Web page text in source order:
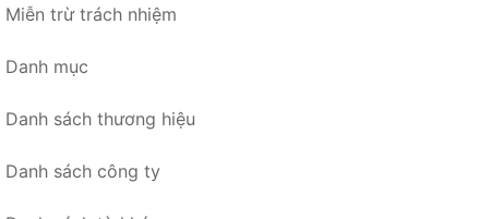
Miễn trừ trách nhiệm
Danh mục
Danh sách thương hiệu
Danh sách công ty